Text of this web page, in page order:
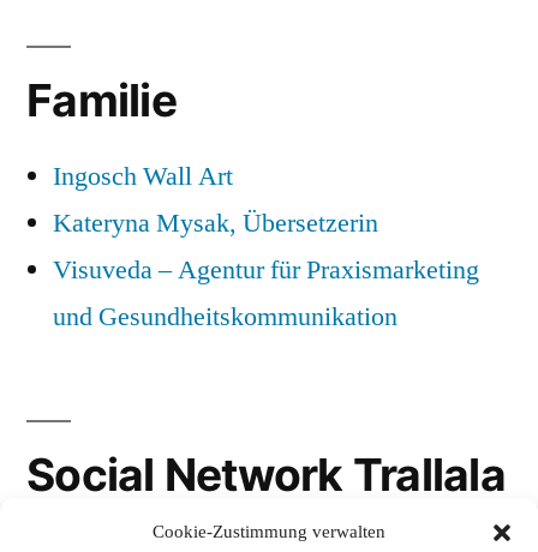
Cookie-Zustimmung verwalten
Familie
Ingosch Wall Art
Kateryna Mysak, Übersetzerin
Visuveda – Agentur für Praxismarketing
und Gesundheitskommunikation
Social Network Trallala